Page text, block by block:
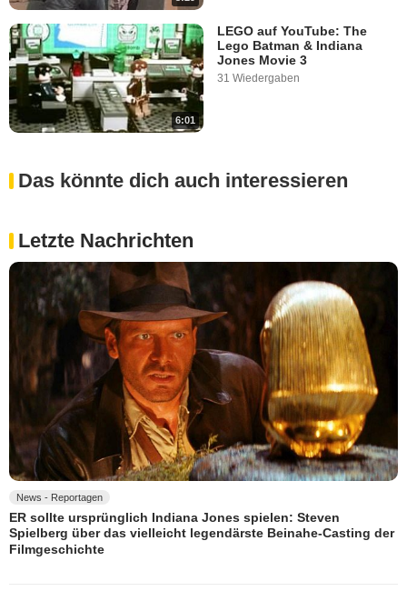
6:01
LEGO auf YouTube: The
Lego Batman & Indiana
Jones Movie 3
31 Wiedergaben
Das könnte dich auch interessieren
Letzte Nachrichten
News - Reportagen
ER sollte ursprünglich Indiana Jones spielen: Steven
Spielberg über das vielleicht legendärste Beinahe-Casting der
Filmgeschichte